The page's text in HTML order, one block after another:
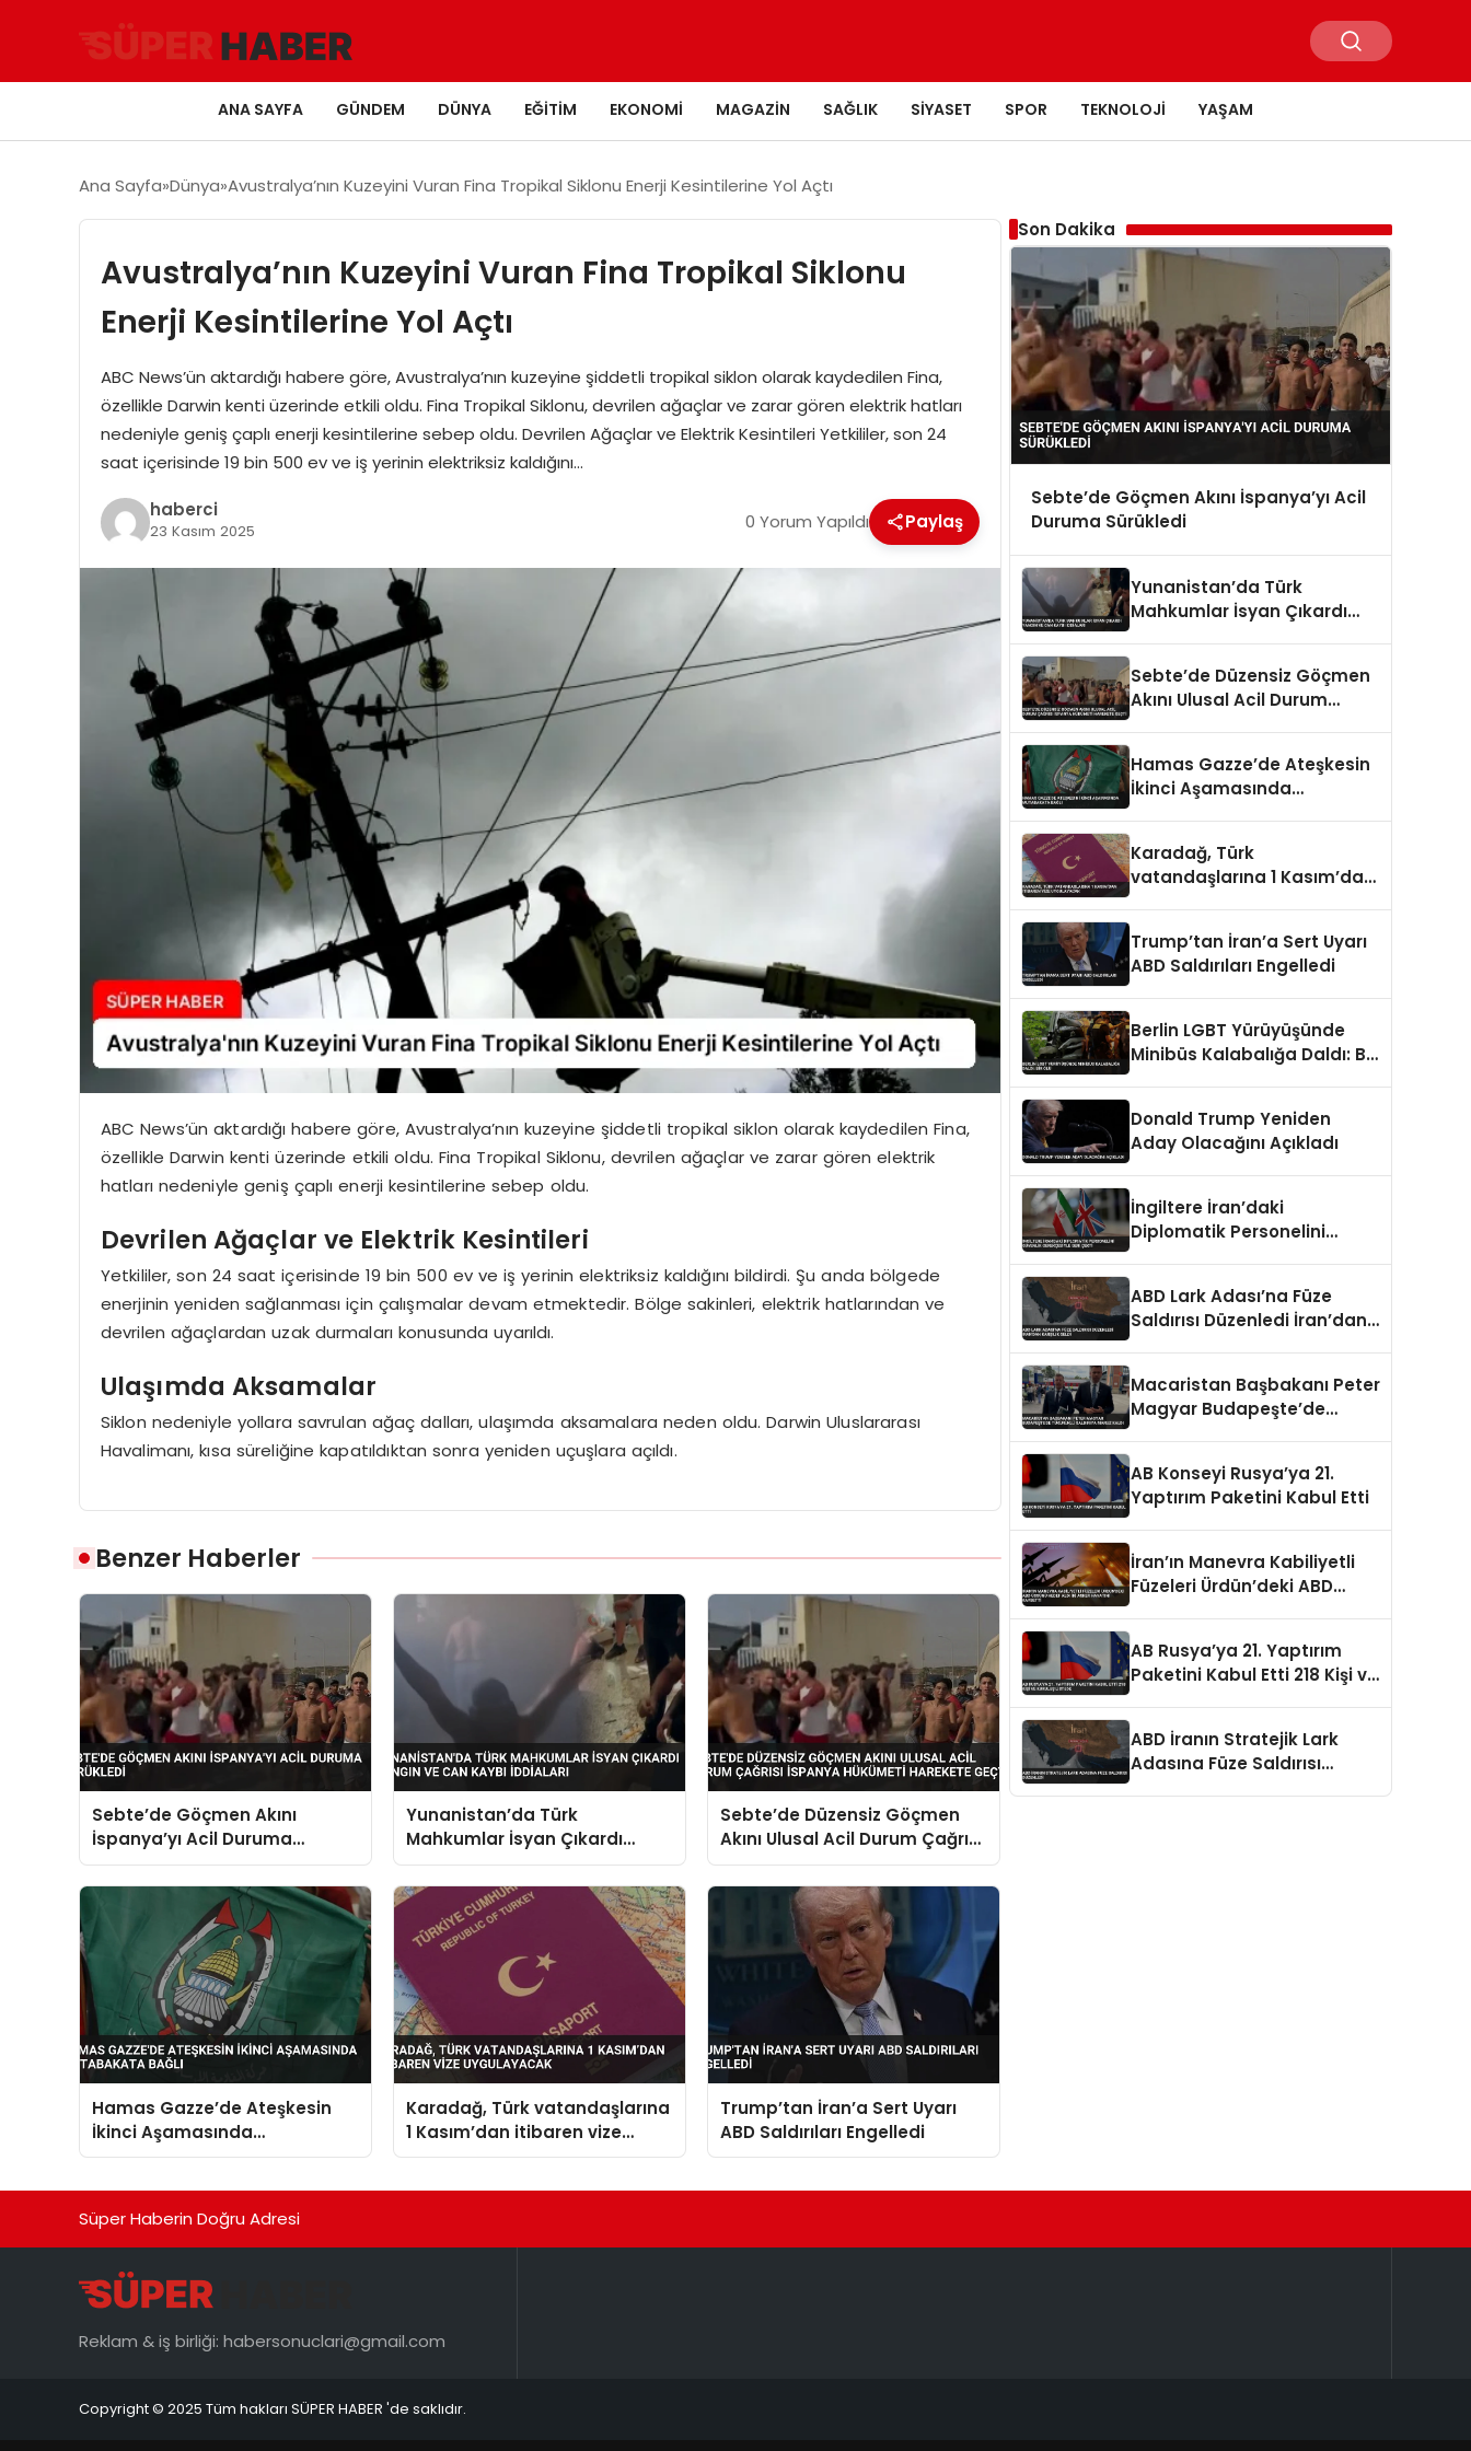
ANA SAYFA GÜNDEM DÜNYA EĞITIM EKONOMI MAGAZIN SAĞLIK SIYASET SPOR TEKNOLOJI YAŞAM
Ana Sayfa Dünya Avustralya’nın Kuzeyini Vuran Fina Tropikal Siklonu Enerji Kesintilerine Yol Açtı
Avustralya’nın Kuzeyini Vuran Fina Tropikal Siklonu
Enerji Kesintilerine Yol Açtı
ABC News’ün aktardığı habere göre, Avustralya’nın kuzeyine şiddetli tropikal siklon olarak kaydedilen Fina,
özellikle Darwin kenti üzerinde etkili oldu. Fina Tropikal Siklonu, devrilen ağaçlar ve zarar gören elektrik hatları
nedeniyle geniş çaplı enerji kesintilerine sebep oldu. Devrilen Ağaçlar ve Elektrik Kesintileri Yetkililer, son 24
saat içerisinde 19 bin 500 ev ve iş yerinin elektriksiz kaldığını…
haberci
23 Kasım 2025 0 Yorum Yapıldı Paylaş
ABC News’ün aktardığı habere göre, Avustralya’nın kuzeyine şiddetli tropikal siklon olarak kaydedilen Fina,
özellikle Darwin kenti üzerinde etkili oldu. Fina Tropikal Siklonu, devrilen ağaçlar ve zarar gören elektrik
hatları nedeniyle geniş çaplı enerji kesintilerine sebep oldu.
Devrilen Ağaçlar ve Elektrik Kesintileri
Yetkililer, son 24 saat içerisinde 19 bin 500 ev ve iş yerinin elektriksiz kaldığını bildirdi. Şu anda bölgede
enerjinin yeniden sağlanması için çalışmalar devam etmektedir. Bölge sakinleri, elektrik hatlarından ve
devrilen ağaçlardan uzak durmaları konusunda uyarıldı.
Ulaşımda Aksamalar
Siklon nedeniyle yollara savrulan ağaç dalları, ulaşımda aksamalara neden oldu. Darwin Uluslararası
Havalimanı, kısa süreliğine kapatıldıktan sonra yeniden uçuşlara açıldı.
Benzer Haberler
Sebte’de Göçmen Akını
İspanya’yı Acil Duruma
Sürükledi
Yunanistan’da Türk
Mahkumlar İsyan Çıkardı
Yangın ve Can Kaybı İddiaları
Sebte’de Düzensiz Göçmen
Akını Ulusal Acil Durum Çağrısı
İspanya Hükümeti Harekete
Geçti
Hamas Gazze’de Ateşkesin
İkinci Aşamasında
Mutabakata Bağlı
Karadağ, Türk vatandaşlarına
1 Kasım’dan itibaren vize
uygulayacak
Trump’tan İran’a Sert Uyarı
ABD Saldırıları Engelledi
Son Dakika
Sebte’de Göçmen Akını İspanya’yı Acil
Duruma Sürükledi
Yunanistan’da Türk
Mahkumlar İsyan Çıkardı
Sebte’de Düzensiz Göçmen
Akını Ulusal Acil Durum
Hamas Gazze’de Ateşkesin
İkinci Aşamasında
Karadağ, Türk
vatandaşlarına 1 Kasım’dan
Trump’tan İran’a Sert Uyarı
ABD Saldırıları Engelledi
Berlin LGBT Yürüyüşünde
Minibüs Kalabalığa Daldı: Bir
Donald Trump Yeniden
Aday Olacağını Açıkladı
İngiltere İran’daki
Diplomatik Personelini
ABD Lark Adası’na Füze
Saldırısı Düzenledi İran’dan
Macaristan Başbakanı Peter
Magyar Budapeşte’de
AB Konseyi Rusya’ya 21.
Yaptırım Paketini Kabul Etti
İran’ın Manevra Kabiliyetli
Füzeleri Ürdün’deki ABD
AB Rusya’ya 21. Yaptırım
Paketini Kabul Etti 218 Kişi ve
ABD İranın Stratejik Lark
Adasına Füze Saldırısı
Süper Haberin Doğru Adresi
Reklam & iş birliği: habersonuclari@gmail.com
Copyright © 2025 Tüm hakları SÜPER HABER 'de saklıdır.